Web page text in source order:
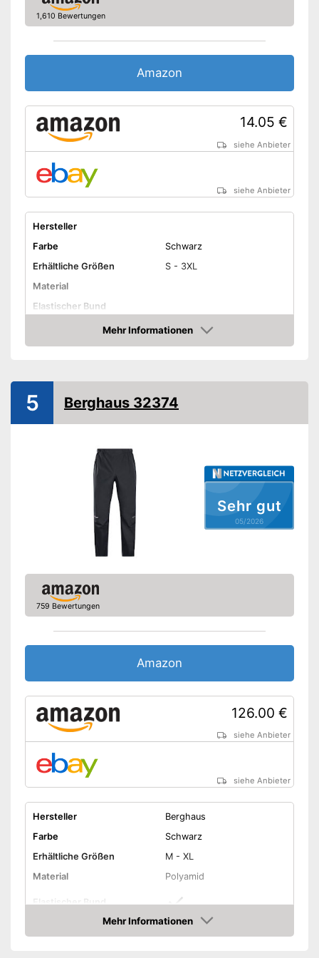
1,610 Bewertungen
Amazon
14.05 €
siehe Anbieter
siehe Anbieter
Hersteller
Farbe
Schwarz
Erhältliche Größen
S - 3XL
Material
Elastischer Bund
Winddicht
Amazon Lieferzeit
siehe Anbieter
Mehr Informationen
Amazon
Sehr gut
05/2026
5 Berghaus 32374
759 Bewertungen
Amazon
126.00 €
siehe Anbieter
siehe Anbieter
Hersteller
Berghaus
Farbe
Schwarz
Erhältliche Größen
M - XL
Material
Polyamid
Elastischer Bund
Mehr Informationen
Amazon